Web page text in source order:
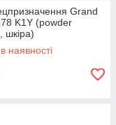
Grand
K1Y (powder
шкіра)
наявності